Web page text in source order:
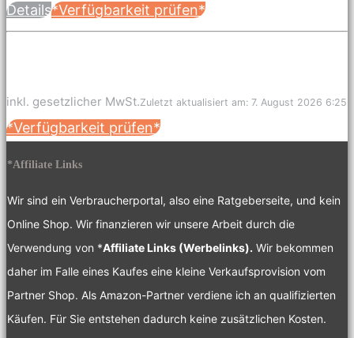
Details*Verfügbarkeit prüfen*
inkl. gesetzlicher MwSt.Zuletzt aktualisiert am: 7. August 2026 6:25
*Verfügbarkeit prüfen*
*Affiliate Links
Wir sind ein Verbraucherportal, also eine Ratgeberseite, und kein
Online Shop. Wir finanzieren wir unsere Arbeit durch die
Verwendung von *Affiliate Links (Werbelinks). Wir bekommen
daher im Falle eines Kaufes eine kleine Verkaufsprovision vom
Partner Shop. Als Amazon-Partner verdiene ich an qualifizierten
Käufen. Für Sie entstehen dadurch keine zusätzlichen Kosten.